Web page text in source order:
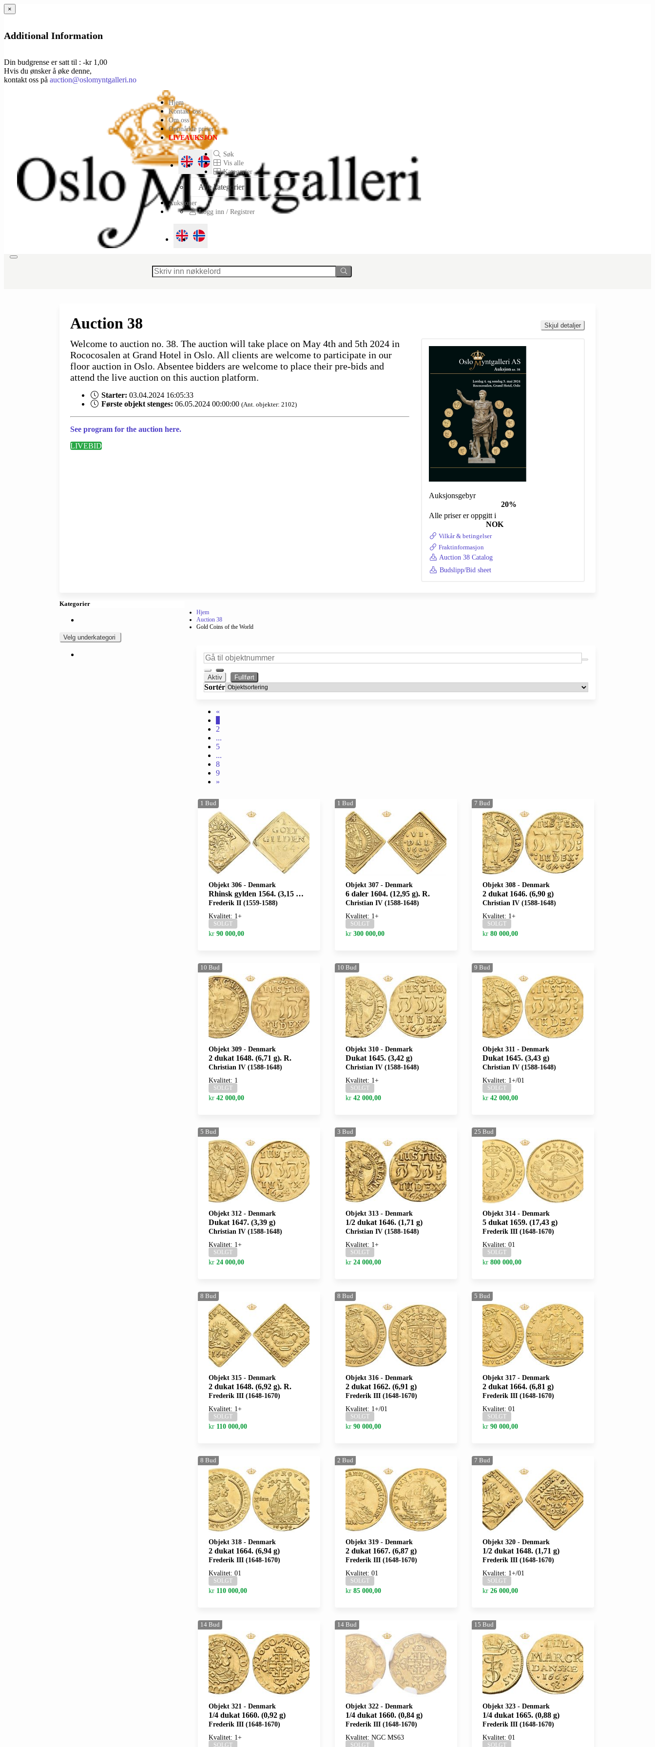
×
Additional Information
Din budgrense er satt til : -kr 1,00
Hvis du ønsker å øke denne,
kontakt oss på auction@oslomyntgalleri.no
Toggle
Hjem
Kontakt oss
Om oss
Oppnådde priser
LIVEAUKSJON
Søk
Vis alle
Kategorier
Alle kategorier
Auksjoner
Logg inn / Registrer
Auction 38 Skjul detaljer
Welcome to auction no. 38. The auction will take place on May 4th and 5th 2024 in
Rococosalen at Grand Hotel in Oslo. All clients are welcome to participate in our
floor auction in Oslo. Absentee bidders are welcome to place their pre-bids and
attend the live auction on this auction platform.
Starter: 03.04.2024 16:05:33
Første objekt stenges: 06.05.2024 00:00:00 (Ant. objekter: 2102)
See program for the auction here.
LIVEBID
Auksjonsgebyr
20%
Alle priser er oppgitt i
NOK
Vilkår & betingelser
Fraktinformasjon
Auction 38 Catalog
Budslipp/Bid sheet
Kategorier
Velg underkategori
Hjem
Auction 38
Gold Coins of the World
Aktiv Fullført
Sortér
«
2
...
5
...
8
9
»
1 Bud
Objekt 306 - Denmark
Rhinsk gylden 1564. (3,15 g). RR.
Frederik II (1559-1588)
Kvalitet: 1+
SOLGT
kr 90 000,00
1 Bud
Objekt 307 -Denmark
6 daler 1604. (12,95 g). R.
Christian IV (1588-1648)
Kvalitet: 1+
SOLGT
kr 300 000,00
7 Bud
Objekt 308 -Denmark
2 dukat 1646. (6,90 g)
Christian IV (1588-1648)
Kvalitet: 1+
SOLGT
kr 80 000,00
10 Bud
Objekt 309 - Denmark
2 dukat 1648. (6,71 g). R.
Christian IV (1588-1648)
Kvalitet: 1
SOLGT
kr 42 000,00
10 Bud
Objekt 310 -Denmark
Dukat 1645. (3,42 g)
Christian IV (1588-1648)
Kvalitet: 1+
SOLGT
kr 42 000,00
9 Bud
Objekt 311 -Denmark
Dukat 1645. (3,43 g)
Christian IV (1588-1648)
Kvalitet: 1+/01
SOLGT
kr 42 000,00
5 Bud
Objekt 312 - Denmark
Dukat 1647. (3,39 g)
Christian IV (1588-1648)
Kvalitet: 1+
SOLGT
kr 24 000,00
3 Bud
Objekt 313 -Denmark
1/2 dukat 1646. (1,71 g)
Christian IV (1588-1648)
Kvalitet: 1+
SOLGT
kr 24 000,00
25 Bud
Objekt 314 -Denmark
5 dukat 1659. (17,43 g)
Frederik III (1648-1670)
Kvalitet: 01
SOLGT
kr 800 000,00
8 Bud
Objekt 315 - Denmark
2 dukat 1648. (6,92 g). R.
Frederik III (1648-1670)
Kvalitet: 1+
SOLGT
kr 110 000,00
8 Bud
Objekt 316 -Denmark
2 dukat 1662. (6,91 g)
Frederik III (1648-1670)
Kvalitet: 1+/01
SOLGT
kr 90 000,00
5 Bud
Objekt 317 -Denmark
2 dukat 1664. (6,81 g)
Frederik III (1648-1670)
Kvalitet: 01
SOLGT
kr 90 000,00
8 Bud
Objekt 318 - Denmark
2 dukat 1664. (6,94 g)
Frederik III (1648-1670)
Kvalitet: 01
SOLGT
kr 110 000,00
2 Bud
Objekt 319 -Denmark
2 dukat 1667. (6,87 g)
Frederik III (1648-1670)
Kvalitet: 01
SOLGT
kr 85 000,00
7 Bud
Objekt 320 -Denmark
1/2 dukat 1648. (1,71 g)
Frederik III (1648-1670)
Kvalitet: 1+/01
SOLGT
kr 26 000,00
14 Bud
Objekt 321 - Denmark
1/4 dukat 1660. (0,92 g)
Frederik III (1648-1670)
Kvalitet: 1+
SOLGT
14 Bud
Objekt 322 -Denmark
1/4 dukat 1660. (0,84 g)
Frederik III (1648-1670)
Kvalitet: NGC MS63
SOLGT
15 Bud
Objekt 323 -Denmark
1/4 dukat 1665. (0,88 g)
Frederik III (1648-1670)
Kvalitet: 01
SOLGT